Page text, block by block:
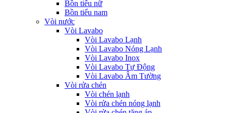
Bồn tiểu nữ
Bồn tiểu nam
Vòi nước
Vòi Lavabo
Vòi Lavabo Lạnh
Vòi Lavabo Nóng Lạnh
Vòi Lavabo Inox
Vòi Lavabo Tự Động
Vòi Lavabo Âm Tường
Vòi rửa chén
Vòi chén lạnh
Vòi rửa chén nóng lạnh